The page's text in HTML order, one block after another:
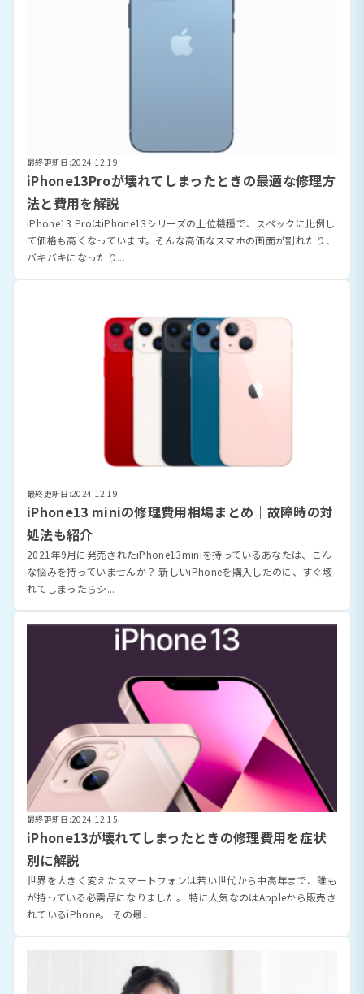
最終更新日:2024.12.19
iPhone13Proが壊れてしまったときの最適な修理方
法と費用を解説
iPhone13 ProはiPhone13シリーズの上位機種で、スペックに比例し
て価格も高くなっています。そんな高価なスマホの画面が割れたり、
バキバキになったり...
最終更新日:2024.12.19
iPhone13 miniの修理費用相場まとめ｜故障時の対
処法も紹介
2021年9月に発売されたiPhone13miniを持っているあなたは、こん
な悩みを持っていませんか？ 新しいiPhoneを購入したのに、すぐ壊
れてしまったらシ...
最終更新日:2024.12.15
iPhone13が壊れてしまったときの修理費用を症状
別に解説
世界を大きく変えたスマートフォンは若い世代から中高年まで、誰も
が持っている必需品になりました。 特に人気なのはAppleから販売さ
れているiPhone。 その最...